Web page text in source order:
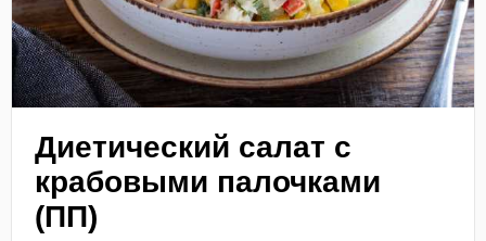
Диетический салат с
крабовыми палочками
(ПП)